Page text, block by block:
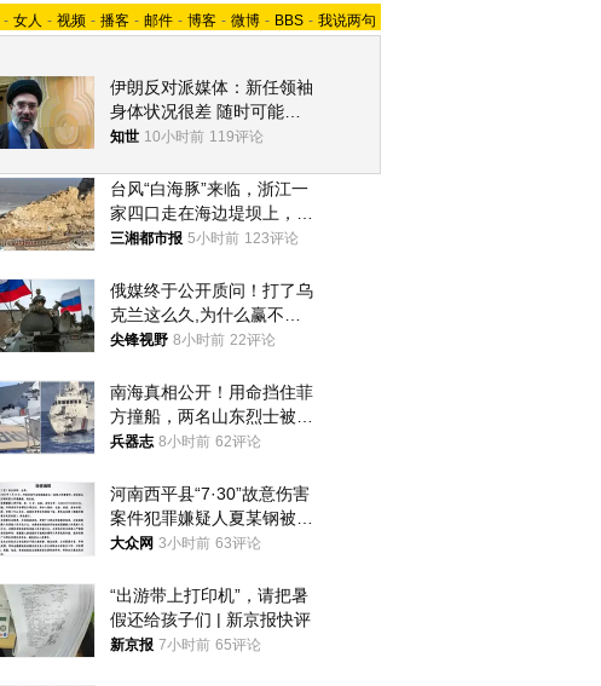
- 女人 - 视频 - 播客 - 邮件 - 博客 - 微博 - BBS - 我说两句
伊朗反对派媒体：新任领袖
身体状况很差 随时可能离
世
知世 10小时前 119评论
台风“白海豚”来临，浙江一
家四口走在海边堤坝上，其
中9岁男孩被巨浪卷入海
三湘都市报 5小时前 123评论
俄媒终于公开质问！打了乌
克兰这么久,为什么赢不了?
答案令人沉默
尖锋视野 8小时前 22评论
南海真相公开！用命挡住菲
方撞船，两名山东烈士被授
武警最高荣誉
兵器志 8小时前 62评论
河南西平县“7·30”故意伤害
案件犯罪嫌疑人夏某钢被抓
获
大众网 3小时前 63评论
“出游带上打印机”，请把暑
假还给孩子们 | 新京报快评
新京报 7小时前 65评论